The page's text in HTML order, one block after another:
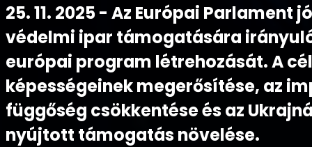
25. 11. 2025 - Az Európai Parlament
védelmi ipar támogatására
európai program létrehozását. A cél
képességeinek megerősítése, az
függőség csökkentése és az
nyújtott támogatás növelése.